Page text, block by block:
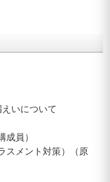
いについて
員）
スメント対策）（原